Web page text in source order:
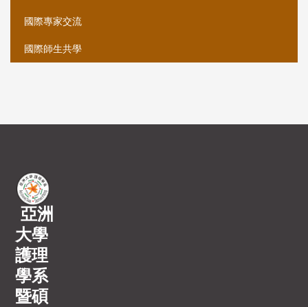
國際專家交流
國際師生共學
亞洲
大學
護理
學系
暨碩